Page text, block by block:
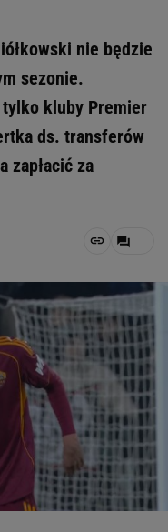
nie będzie
sezonie.
kluby Premier
ds. transferów
zapłacić za